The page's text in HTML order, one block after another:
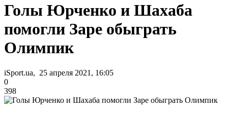
Голы Юрченко и Шахаба
помогли Заре обыграть
Олимпик
iSport.ua, 25 апреля 2021, 16:05
0
398